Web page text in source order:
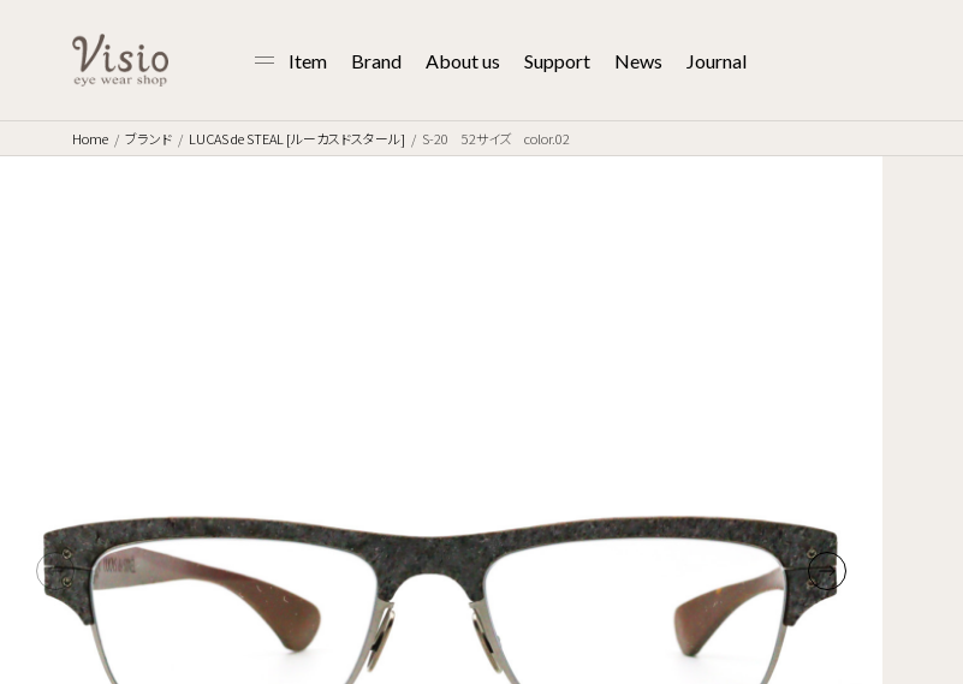
Item Brand About us Support News Journal
Home ブランド LUCAS de STEAL [ルーカスドスタール] S-20 52サイズ color.02